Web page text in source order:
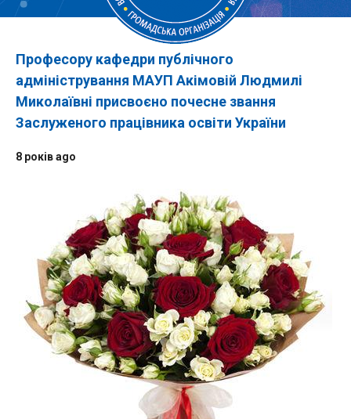
Професору кафедри публічного
адміністрування МАУП Акімовій Людмилі
Миколаївні присвоєно почесне звання
Заслуженого працівника освіти України
8 років ago